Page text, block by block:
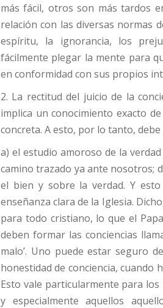
más fácil, otros son más tardos
relación con las diversas normas
espíritu, la ignorancia, los
fácilmente plegar la mente para
en conformidad con sus propios
2. La rectitud del juicio de la
implica un conocimiento exacto
concreta. A esto, por lo tanto,
a) el estudio amoroso de la
camino trazado ya ante nosotros;
el bien y sobre la verdad. Y
enseñanza clara de la Iglesia.
para todo cristiano, lo que el
deben formar las conciencias
malo’. Uno puede estar seguro
honestidad de conciencia, cuando
Esto vale particularmente para
y especialmente aquellos